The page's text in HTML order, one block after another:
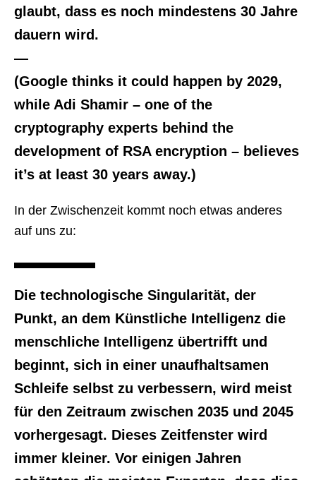
glaubt, dass es noch mindestens 30 Jahre
dauern wird.
—
(Google thinks it could happen by 2029,
while Adi Shamir – one of the
cryptography experts behind the
development of RSA encryption – believes
it’s at least 30 years away.)
In der Zwischenzeit kommt noch etwas anderes
auf uns zu:
Die technologische Singularität, der
Punkt, an dem Künstliche Intelligenz die
menschliche Intelligenz übertrifft und
beginnt, sich in einer unaufhaltsamen
Schleife selbst zu verbessern, wird meist
für den Zeitraum zwischen 2035 und 2045
vorhergesagt. Dieses Zeitfenster wird
immer kleiner. Vor einigen Jahren